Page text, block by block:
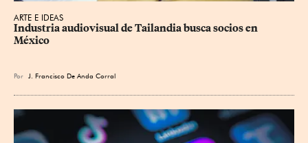
ARTE E IDEAS
Industria audiovisual de Tailandia busca socios en
México
Por J. Francisco De Anda Corral